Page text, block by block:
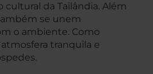
da Tailândia. Além
se unem
o ambiente. Como
tranquila e